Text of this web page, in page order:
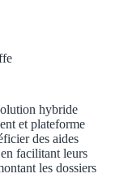
hybride
et plateforme
des aides
facilitant leurs
les dossiers